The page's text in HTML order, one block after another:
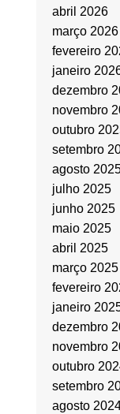
abril 2026
março 2026
fevereiro
janeiro
dezembro
novembro
outubro
setembro
agosto
julho 2025
junho 2025
maio 2025
abril 2025
março 2025
fevereiro
janeiro
dezembro
novembro
outubro
setembro
agosto